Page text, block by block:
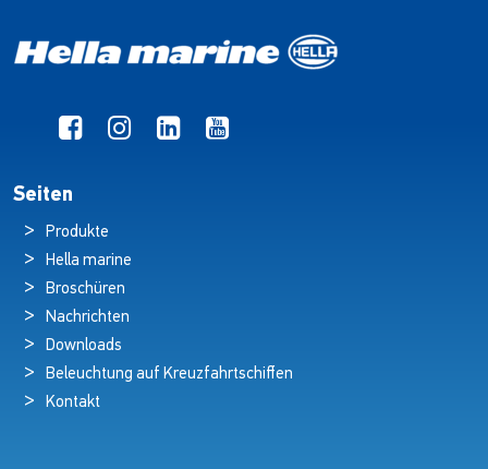
Seiten
Produkte
Hella marine
Broschüren
Nachrichten
Downloads
Beleuchtung auf Kreuzfahrtschiffen
Kontakt